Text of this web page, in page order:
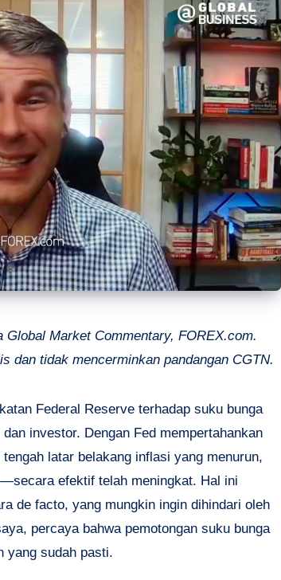
Global Market Commentary, FOREX.com.
dan tidak mencerminkan pandangan CGTN.
Federal Reserve terhadap suku bunga
investor. Dengan Fed mempertahankan
latar belakang inflasi yang menurun,
efektif telah meningkat. Hal ini
de facto, yang mungkin ingin dihindari oleh
percaya bahwa pemotongan suku bunga
yang sudah pasti.